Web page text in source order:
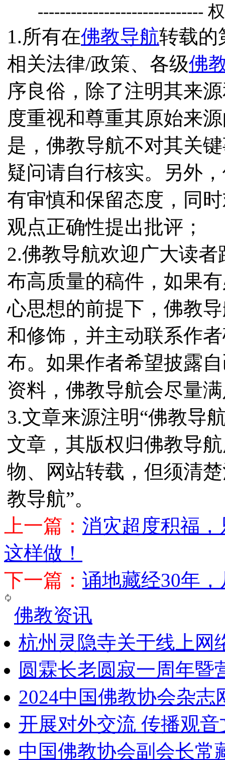
------------------------------
1.所有在佛教导航转载的
相关法律/政策、各级佛
序良俗，除了注明其来
度重视和尊重其原始来
是，佛教导航不对其关
疑问请自行核实。另外
有审慎和保留态度，同
观点正确性提出批评；
2.佛教导航欢迎广大读
布高质量的稿件，如果
心思想的前提下，佛教
和修饰，并主动联系作
布。如果作者希望披露
资料，佛教导航会尽量
3.文章来源注明“佛教导
文章，其版权归佛教导
物、网站转载，但须清
教导航”。
上一篇： 消灾超度积福
这样做！
下一篇： 诵地藏经30年
佛教资讯
杭州灵隐寺关于线上网
圆霖长老圆寂一周年暨
2024中国佛教协会杂志
开展对外交流 传播观
中国佛教协会副会长常